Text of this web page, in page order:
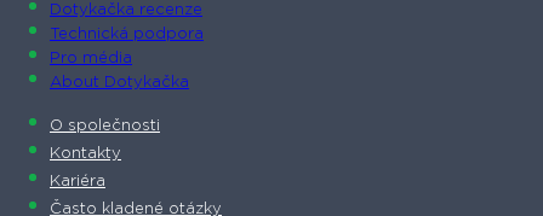
Dotykačka recenze
Technická podpora
Pro média
About Dotykačka
O společnosti
Kontakty
Kariéra
Často kladené otázky